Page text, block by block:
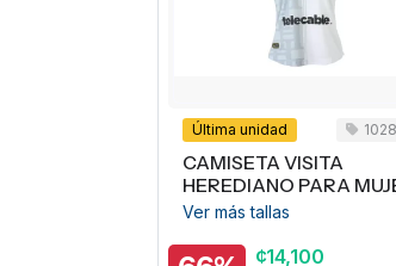
Última unidad 1028311
CAMISETA VISITA
HEREDIANO PARA MUJER
Ver más tallas
¢14,100